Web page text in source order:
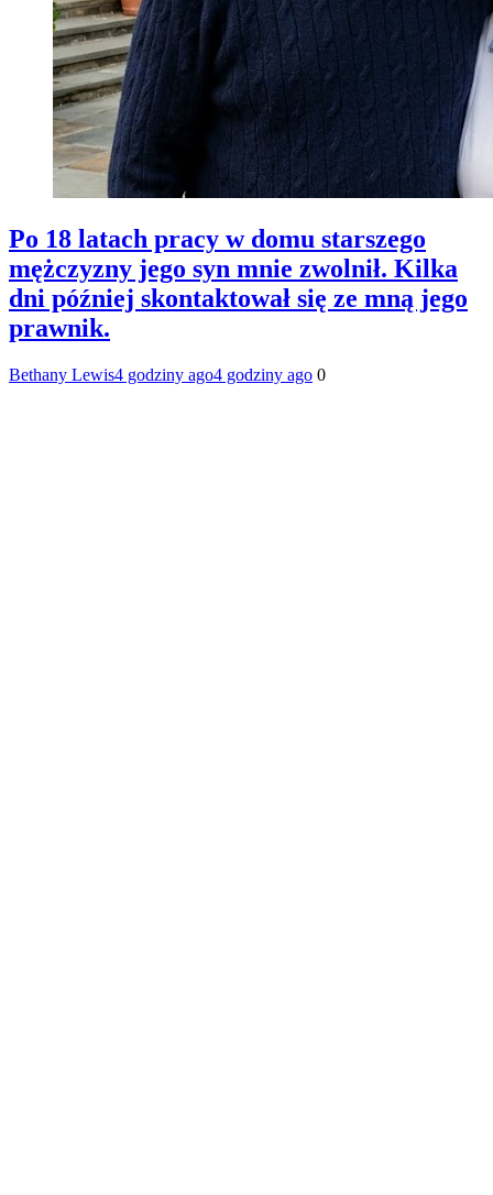
Po 18 latach pracy w domu starszego
mężczyzny jego syn mnie zwolnił. Kilka
dni później skontaktował się ze mną jego
prawnik.
Bethany Lewis4 godziny ago4 godziny ago 0